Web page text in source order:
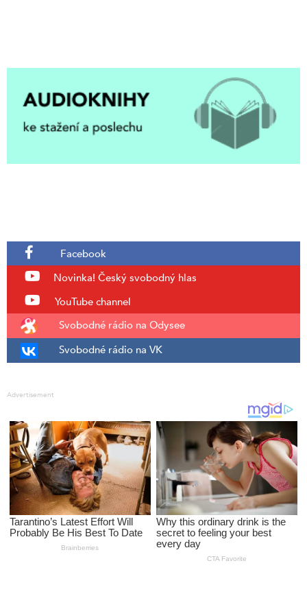
Facebook
Novinka! Český svobodný hlas
YouTube channel
Svobodné rádio na Odysee
Svobodné rádio na VK
Advertisement